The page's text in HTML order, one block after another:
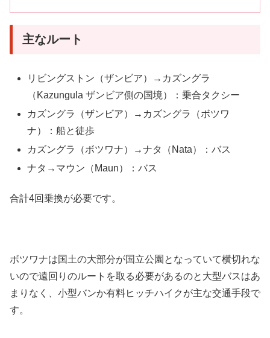
主なルート
リビングストン（ザンビア）→カズングラ
（Kazungula ザンビア側の国境）：乗合タクシー
カズングラ（ザンビア）→カズングラ（ボツワ
ナ）：船と徒歩
カズングラ（ボツワナ）→ナタ（Nata）：バス
ナタ→マウン（Maun）：バス
合計4回乗換が必要です。
ボツワナは国土の大部分が国立公園となっていて横切れな
いので遠回りのルートを取る必要があるのと大型バスはあ
まりなく、小型バンか有料ヒッチハイクが主な交通手段で
す。